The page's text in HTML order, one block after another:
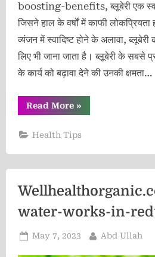
boosting-benefits, ब्लूबेरी एक
जिसने हाल के वर्षों में काफी
व्यंजन में स्वादिष्ट होने के अलावा,
लिए भी जाना जाता है। ब्लूबेरी के सबसे
के कार्य को बढ़ावा देने की उनकी क्षमता…
Read More
brain-
»
Health Tips
water-works-in-
Posted
May 7, 2023 By
Abd Ullah